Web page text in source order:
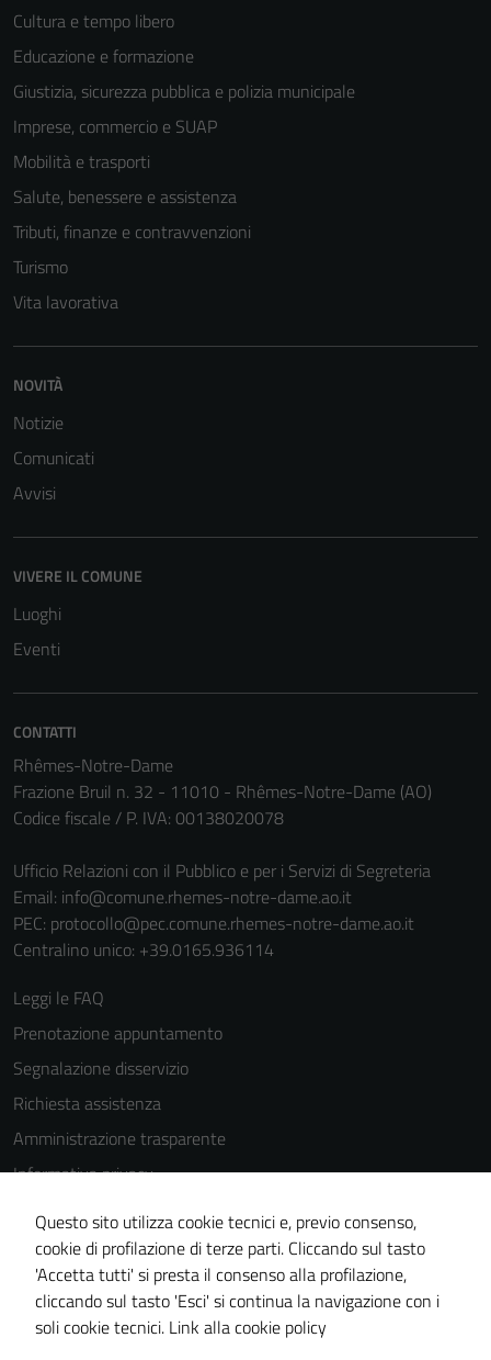
Cultura e tempo libero
Educazione e formazione
Giustizia, sicurezza pubblica e polizia municipale
Imprese, commercio e SUAP
Mobilità e trasporti
Salute, benessere e assistenza
Tributi, finanze e contravvenzioni
Turismo
Vita lavorativa
NOVITÀ
Notizie
Comunicati
Avvisi
VIVERE IL COMUNE
Luoghi
Eventi
CONTATTI
Rhêmes-Notre-Dame
Frazione Bruil n. 32 - 11010 - Rhêmes-Notre-Dame (AO)
Codice fiscale / P. IVA: 00138020078
Ufficio Relazioni con il Pubblico e per i Servizi di Segreteria
Email: info@comune.rhemes-notre-dame.ao.it
PEC: protocollo@pec.comune.rhemes-notre-dame.ao.it
Centralino unico: +39.0165.936114
Leggi le FAQ
Prenotazione appuntamento
Segnalazione disservizio
Richiesta assistenza
Amministrazione trasparente
Informativa privacy
Cookie Policy
Note legali
Dichiarazione di accessibilità
Piano di miglioramento del sito
Questo sito utilizza cookie tecnici e, previo consenso,
cookie di profilazione di terze parti. Cliccando sul tasto
'Accetta tutti' si presta il consenso alla profilazione,
cliccando sul tasto 'Esci' si continua la navigazione con i
soli cookie tecnici. Link alla cookie policy
Questi cookie
non raccolgono
informazioni
personali.